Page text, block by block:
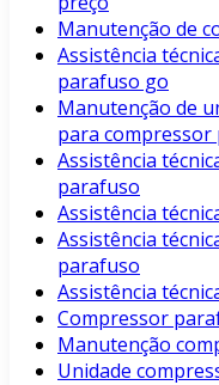
Manutenção de
Assistência
parafuso go
Manutenção de
para compressor
Assistência
parafuso
Assistência
Assistência
parafuso
Assistência
Compressor
Manutenção
Unidade